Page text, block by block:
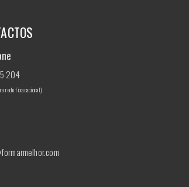
204
rede fixa nacional)